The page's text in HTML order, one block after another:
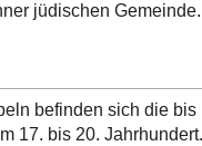
jüdischen Gemeinde.
befinden sich die
17. bis 20.